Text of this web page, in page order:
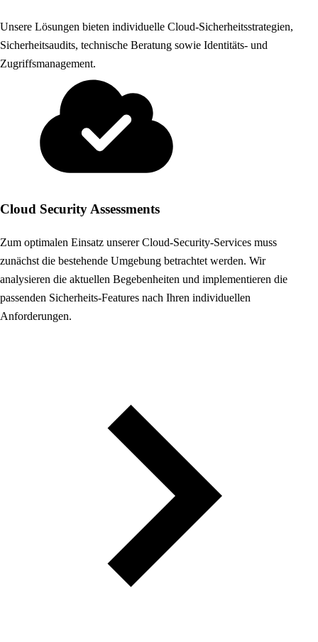
Unsere Lösungen bieten individuelle Cloud-Sicherheitsstrategien,
Sicherheitsaudits, technische Beratung sowie Identitäts- und
Zugriffsmanagement.
Cloud Security Assessments
Zum optimalen Einsatz unserer Cloud-Security-Services muss
zunächst die bestehende Umgebung betrachtet werden. Wir
analysieren die aktuellen Begebenheiten und implementieren die
passenden Sicherheits-Features nach Ihren individuellen
Anforderungen.